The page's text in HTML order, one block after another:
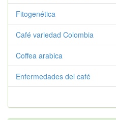
Fitogenética
Café variedad Colombia
Coffea arabica
Enfermedades del café